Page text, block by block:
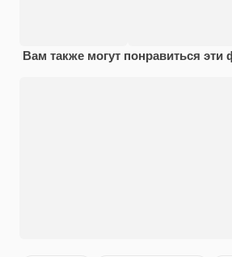
Вам также могут понравиться эти